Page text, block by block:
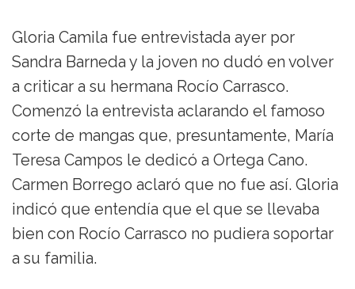
Gloria Camila fue entrevistada ayer por
Sandra Barneda y la joven no dudó en volver
a criticar a su hermana Rocío Carrasco.
Comenzó la entrevista aclarando el famoso
corte de mangas que, presuntamente, María
Teresa Campos le dedicó a Ortega Cano.
Carmen Borrego aclaró que no fue así. Gloria
indicó que entendía que el que se llevaba
bien con Rocío Carrasco no pudiera soportar
a su familia.